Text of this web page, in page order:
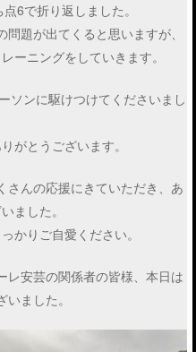
6で折り返しました。
題が出てくると思いますが、
ーニングをしていきます。
ソンに駆けつけてくださいまし
がとうございます。
さんの応援にきていただき、あ
ました。
かりご自愛ください。
レ安芸の関係者の皆様、本日は
ました。